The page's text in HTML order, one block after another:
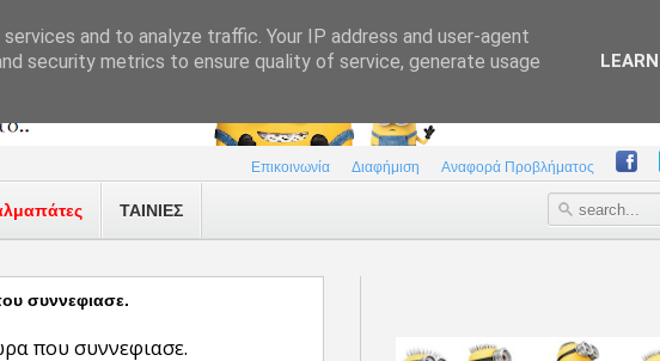
Επικοινωνία Διαφήμιση Αναφορά Προβλήματος
ΤΑΙΝΙΕΣ
συννεφιασε.
που συννεφιασε.
and to analyze traffic. Your IP address and user-agent
security metrics to ensure quality of service, generate usage